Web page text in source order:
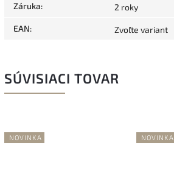
Záruka: 2 roky
EAN: Zvoľte variant
SÚVISIACI TOVAR
NOVINKA NOVINKA